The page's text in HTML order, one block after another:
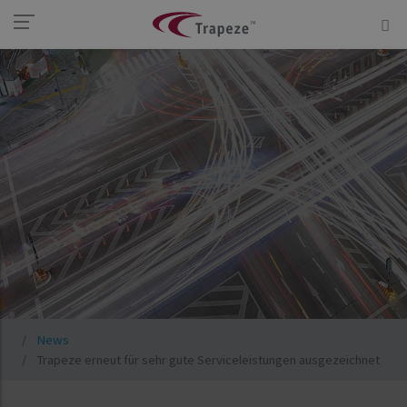
News
Trapeze erneut für sehr gute Serviceleistungen ausgezeichnet